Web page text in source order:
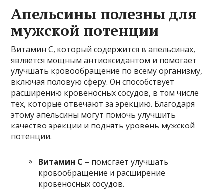
Апельсины полезны для
мужской потенции
Витамин C, который содержится в апельсинах,
является мощным антиоксидантом и помогает
улучшать кровообращение по всему организму,
включая половую сферу. Он способствует
расширению кровеносных сосудов, в том числе
тех, которые отвечают за эрекцию. Благодаря
этому апельсины могут помочь улучшить
качество эрекции и поднять уровень мужской
потенции.
Витамин C – помогает улучшать
кровообращение и расширение
кровеносных сосудов.